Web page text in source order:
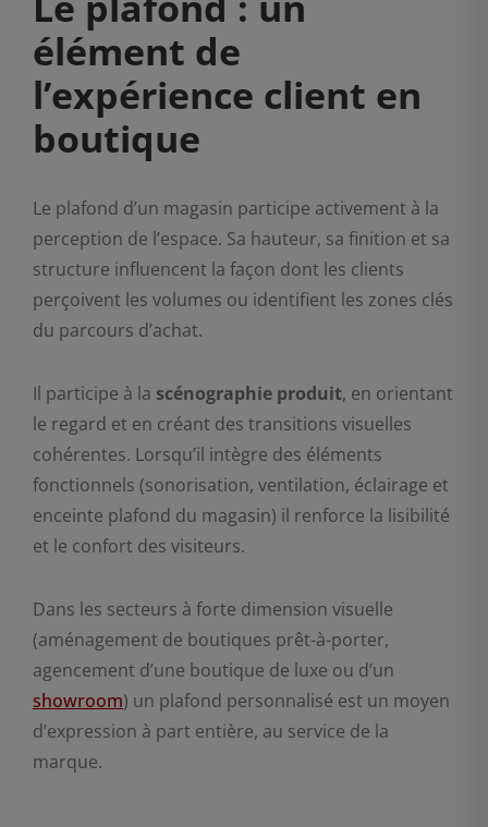
élément de
l’expérience client en
boutique
Le plafond d’un magasin participe activement à la
perception de l’espace. Sa hauteur, sa finition et sa
structure influencent la façon dont les clients
perçoivent les volumes ou identifient les zones clés
du parcours d’achat.
Il participe à la scénographie produit, en orientant
le regard et en créant des transitions visuelles
cohérentes. Lorsqu’il intègre des éléments
fonctionnels (sonorisation, ventilation, éclairage et
enceinte plafond du magasin) il renforce la lisibilité
et le confort des visiteurs.
Dans les secteurs à forte dimension visuelle
(aménagement de boutiques prêt-à-porter,
agencement d’une boutique de luxe ou d’un
showroom) un plafond personnalisé est un moyen
d’expression à part entière, au service de la
marque.